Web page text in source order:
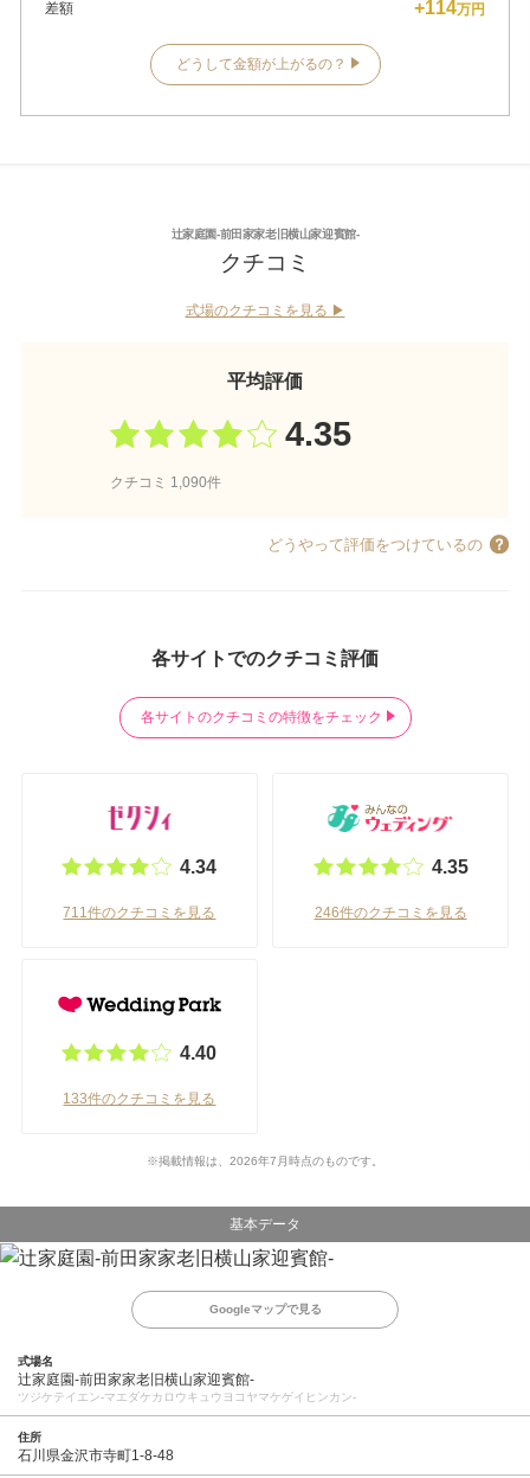
差額 +114万円
どうして金額が上がるの？
辻家庭園-前田家家老旧横山家迎賓館-
クチコミ
式場のクチコミを見る ▶︎
平均評価
4.35
クチコミ 1,090件
どうやって評価をつけているの
各サイトでのクチコミ評価
各サイトのクチコミの特徴をチェック
4.34
711件のクチコミを見る
4.35
246件のクチコミを見る
4.40
133件のクチコミを見る
※掲載情報は、2026年7月時点のものです。
基本データ
Googleマップで見る
式場名
辻家庭園-前田家家老旧横山家迎賓館-
ツジケテイエン‐マエダケカロウキュウヨコヤマケゲイヒンカン‐
住所
石川県金沢市寺町1-8-48